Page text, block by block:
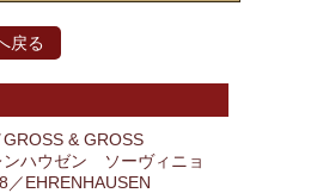
戻る
& GROSS
ンハウゼン ソーヴィニョ
EHRENHAUSEN